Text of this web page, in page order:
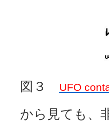
図３ UFO
から見ても、